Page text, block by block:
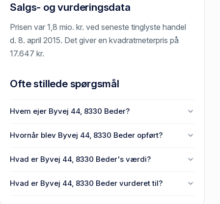
Salgs- og vurderingsdata
Prisen var 1,8 mio. kr. ved seneste tinglyste handel
d. 8. april 2015. Det giver en kvadratmeterpris på
17.647 kr.
Ofte stillede spørgsmål
Hvem ejer Byvej 44, 8330 Beder?
Hvornår blev Byvej 44, 8330 Beder opført?
44, 8330 Beder.
Hvad er Byvej 44, 8330 Beder's værdi?
senest blev handlet i 2015.
Hvad er Byvej 44, 8330 Beder vurderet til?